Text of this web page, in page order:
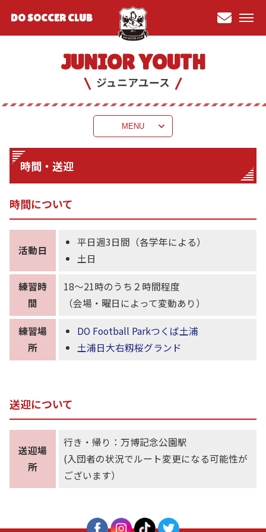
DO SOCCER CLUB
お問
JUNIOR YOUTH
ジュニアユース
MENU
時間・送迎
時間について
活動日
平日週3日間（各学年による）
土日
練習時
間
18〜21時のうち２時間程度
（会場・曜日によって変動あり）
練習場
所
DO Football Parkつくば土浦
土浦日大右籾桜グランド
送迎について
送迎場
所
行き・帰り：万博記念公園駅
(入団者の状況でルート変更になる可能性が
ございます）